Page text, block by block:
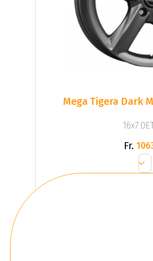
Mega Tigera Dark
Fr.